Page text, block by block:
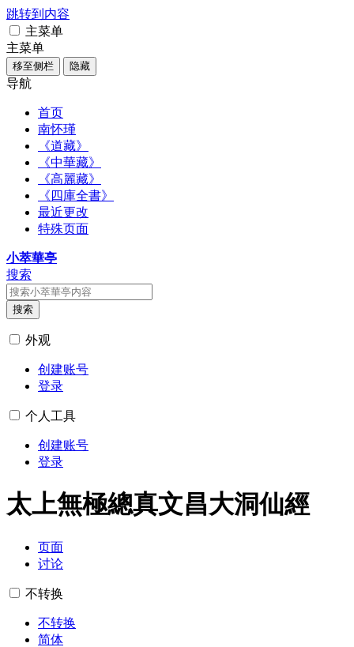
跳转到内容
主菜单
主菜单
移至侧栏 隐藏
导航
首页
南怀瑾
《道藏》
《中華藏》
《高麗藏》
《四庫全書》
最近更改
特殊页面
小萃華亭
搜索
搜索
外观
创建账号
登录
个人工具
创建账号
登录
太上無極總真文昌大洞仙經
页面
讨论
不转换
不转换
简体